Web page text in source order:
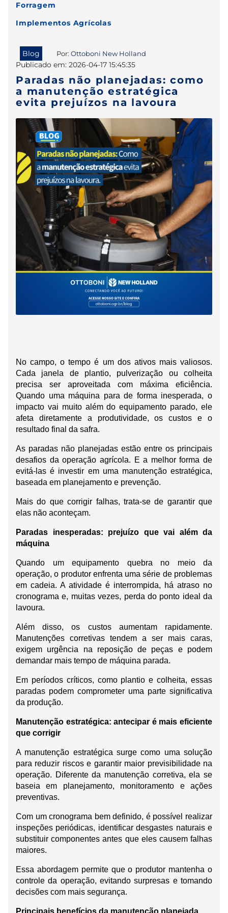
Forragem
Implementos Agrícolas
Blog Por: Ottoboni New Holland
Publicado em: 2026-04-17 15:45:35
Paradas não planejadas: como
a manutenção estratégica
evita prejuízos na lavoura
No campo, o tempo é um dos ativos mais valiosos.
Cada janela de plantio, pulverização ou colheita
precisa ser aproveitada com máxima eficiência.
Quando uma máquina para de forma inesperada, o
impacto vai muito além do equipamento parado, ele
afeta diretamente a produtividade, os custos e o
resultado final da safra.
As paradas não planejadas estão entre os principais
desafios da operação agrícola. E a melhor forma de
evitá-las é investir em uma manutenção estratégica,
baseada em planejamento e prevenção.
Mais do que corrigir falhas, trata-se de garantir que
elas não aconteçam.
Paradas inesperadas: prejuízo que vai além da
máquina
Quando um equipamento quebra no meio da
operação, o produtor enfrenta uma série de problemas
em cadeia. A atividade é interrompida, há atraso no
cronograma e, muitas vezes, perda do ponto ideal da
lavoura.
Além disso, os custos aumentam rapidamente.
Manutenções corretivas tendem a ser mais caras,
exigem urgência na reposição de peças e podem
demandar mais tempo de máquina parada.
Em períodos críticos, como plantio e colheita, essas
paradas podem comprometer uma parte significativa
da produção.
Manutenção estratégica: antecipar é mais eficiente
que corrigir
A manutenção estratégica surge como uma solução
para reduzir riscos e garantir maior previsibilidade na
operação. Diferente da manutenção corretiva, ela se
baseia em planejamento, monitoramento e ações
preventivas.
Com um cronograma bem definido, é possível realizar
inspeções periódicas, identificar desgastes naturais e
substituir componentes antes que eles causem falhas
maiores.
Essa abordagem permite que o produtor mantenha o
controle da operação, evitando surpresas e tomando
decisões com mais segurança.
Principais benefícios da manutenção planejada